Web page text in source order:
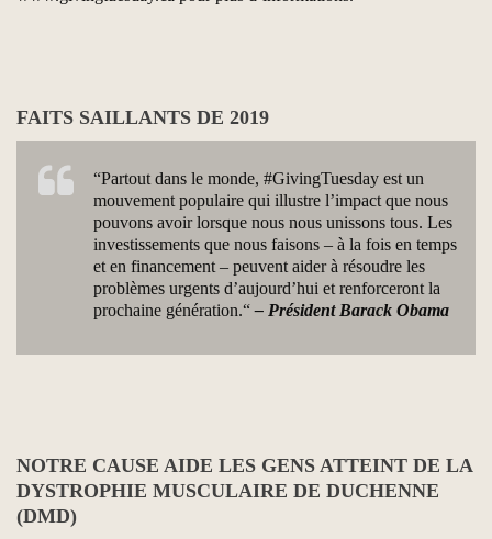
FAITS SAILLANTS DE 2019
“Partout dans le monde, #GivingTuesday est un
mouvement populaire qui illustre l’impact que nous
pouvons avoir lorsque nous nous unissons tous. Les
investissements que nous faisons – à la fois en temps
et en financement – peuvent aider à résoudre les
problèmes urgents d’aujourd’hui et renforceront la
prochaine génération.“– Président Barack Obama
NOTRE CAUSE AIDE LES GENS ATTEINT DE LA
DYSTROPHIE MUSCULAIRE DE DUCHENNE
(DMD)